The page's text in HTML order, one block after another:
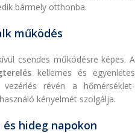
bármely otthonba.
működés
csendes működésre képes. A
kellemes és egyenletes
révén a hőmérséklet-
kényelmét szolgálja.
hideg napokon